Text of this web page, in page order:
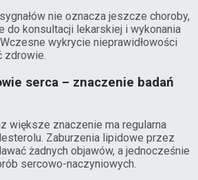
nie oznacza jeszcze choroby,
do konsultacji lekarskiej i wykonania
wykrycie nieprawidłowości
zdrowie.
serca – znaczenie badań
większe znaczenie ma regularna
Zaburzenia lipidowe przez
żadnych objawów, a jednocześnie
sercowo-naczyniowych.